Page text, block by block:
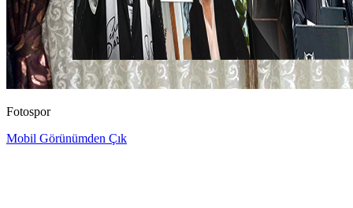
Fotospor
Mobil Görünümden Çık